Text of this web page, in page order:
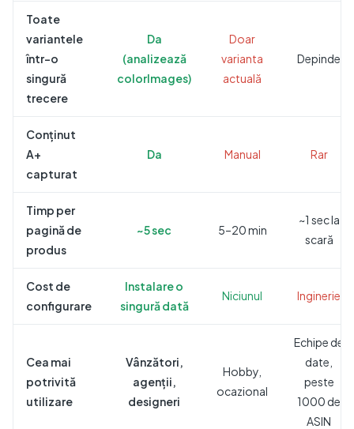
Toate
variantele
într-o
singură
trecere
Da
(analizează
colorImages)
Doar
varianta
actuală
Depinde
Conținut
A+
capturat
Da Manual Rar
Timp per
pagină de
produs
~5 sec 5–20 min
~1 sec la
scară
Cost de
configurare
Instalare o
singură dată
Niciunul Inginerie
Cea mai
potrivită
utilizare
Vânzători,
agenții,
designeri
Hobby,
ocazional
Echipe de
date,
peste
1000 de
ASIN